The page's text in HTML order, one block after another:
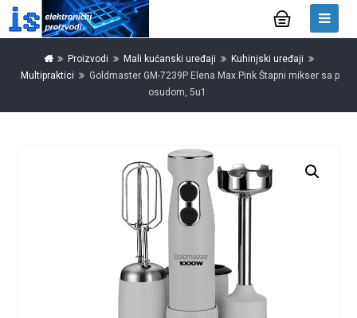
Proizvodi Mali kućanski uređaji
Kuhinjski uređaji
Multipraktici
Goldmaster GM-7239P Elena Max Pink Štapni mikser sa p
osudom, 5u1